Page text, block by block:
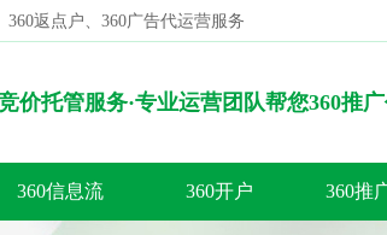
返点户、360广告代运营服务
价托管服务·专业运营团队帮您360推
搜索
360信息流 360开户 360推